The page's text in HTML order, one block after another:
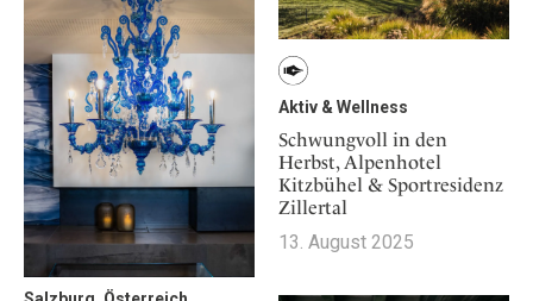
Aktiv & Wellness
Schwungvoll in den
Herbst, Alpenhotel
Kitzbühel & Sportresidenz
Zillertal
13. August 2025